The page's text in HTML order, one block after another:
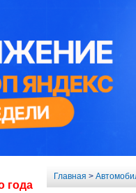
года
Главная >